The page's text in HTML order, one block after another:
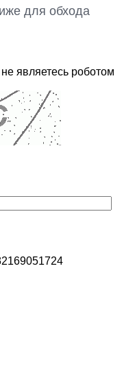
для обхода
являетесь роботом